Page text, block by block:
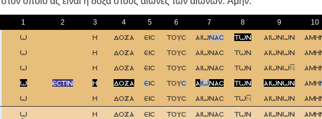
1 2 3 4 5 6 7 8 9 10
ω η δοξα εισ τουσ αιωνασ των αιωνων
ω η δοξα εισ τουσ αιωνασ των αιωνων
ω η δοξα εισ τουσ αιωνασ των αιωνω
ω εστιν η δοξα εισ τουσ αιωνασ των αιωνων αμη
ω η δοξα εισ τουσ αιωνασ τω αιωνων
ω η δοξα εισ τουσ αιωνασ των αιωνων